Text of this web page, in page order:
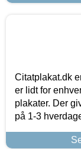
Citatplakat.dk
er lidt for
plakater. Der
på 1-3